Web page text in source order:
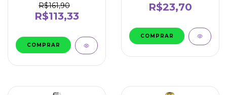
Toselli
R$161,90
R$113,33
R$23,70